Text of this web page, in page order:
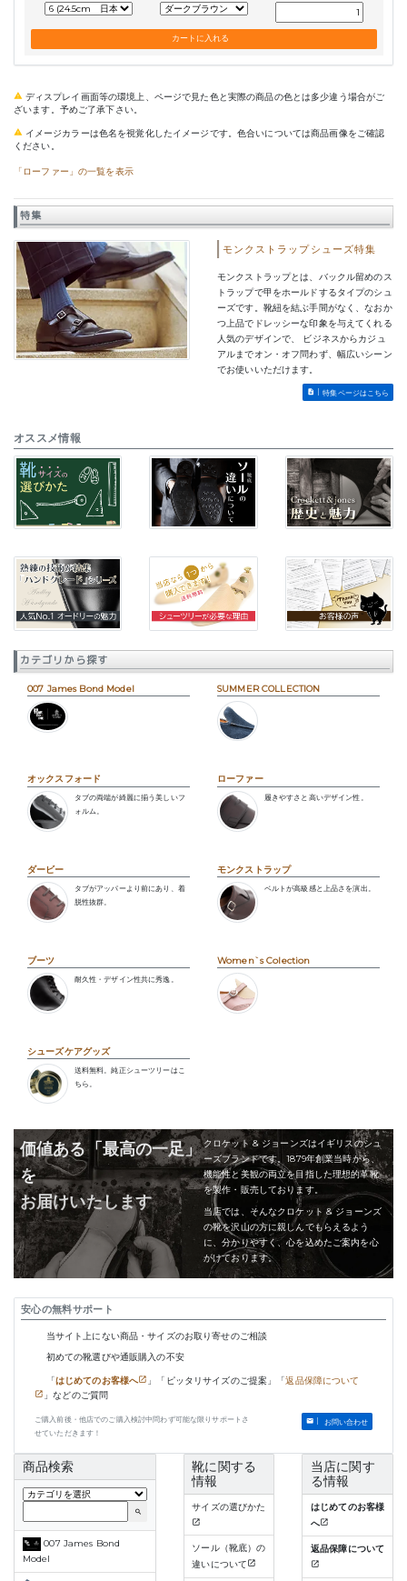
ディスプレイ画面等の環境上、ページで見た色と実際の商品の色とは多少違う場合がご
ざいます。予めご了承下さい。
イメージカラーは色名を視覚化したイメージです。色合いについては商品画像をご確認
ください。
「ローファー」の一覧を表示
特集
モンクストラップシューズ特集
モンクストラップとは、バックル留めのス
トラップで甲をホールドするタイプのシュ
ーズです。靴紐を結ぶ手間がなく、なおか
つ上品でドレッシーな印象を与えてくれる
人気のデザインで、 ビジネスからカジュ
アルまでオン・オフ問わず、幅広いシーン
でお使いいただけます。
特集ページはこちら
オススメ情報
カテゴリから探す
007 James Bond Model SUMMER COLLECTION
オックスフォード
タブの両端が綺麗に揃う美しいフ
ォルム。
ローファー
履きやすさと高いデザイン性。
ダービー
タブがアッパーより前にあり、着
脱性抜群。
モンクストラップ
ベルトが高級感と上品さを演出。
ブーツ
耐久性・デザイン性共に秀逸。
Women`s Colection
シューズケアグッズ
送料無料。純正シューツリーはこ
ちら。
価値ある「最高の一足」
を
お届けいたします
クロケット & ジョーンズはイギリスのシュ
ーズブランドです。1879年創業当時から、
機能性と美観の両立を目指した理想的革靴
を製作・販売しております。
当店では、そんなクロケット & ジョーンズ
の靴を沢山の方に親しんでもらえるよう
に、分かりやすく、心を込めたご案内を心
がけております。
安心の無料サポート
当サイト上にない商品・サイズのお取り寄せのご相談
初めての靴選びや通販購入の不安
「はじめてのお客様へ 」「ピッタリサイズのご提案」「返品保障について
」などのご質問
ご購入前後・他店でのご購入検討中問わず可能な限りサポートさ
せていただきます！
お問い合わせ
商品検索
search
007 James Bond
Model
靴に関する
情報
サイズの選びかた
ソール（靴底）の
違いについて
当店に関す
る情報
はじめてのお客様
へ
返品保障について